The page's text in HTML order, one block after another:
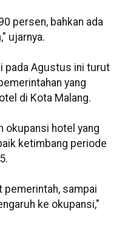
persen, bahkan ada
ujarnya.
pada Agustus ini turut
yang
di Kota Malang.
okupansi hotel yang
ketimbang periode
pemerintah, sampai
ke okupansi,"